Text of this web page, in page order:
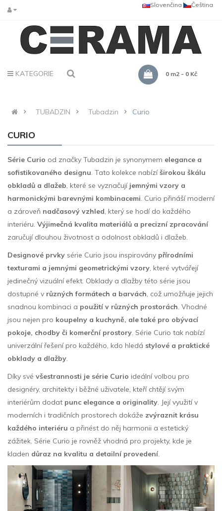
Čeština
Slovenčina
KATEGORIE 0 m2 - 0 Kč
TUBADZIN Tubadzin Curio
CURIO
Série Curio od značky Tubadzin je synonymem elegance a
sofistikovaného designu. Tato kolekce nabízíširokou škálu
obkladů a dlažeb, které se vyznačují jemnými vzory a
harmonickými barevnými kombinacemi. Curio přináší moderní
a zároveň nadčasový vzhled, který se hodí do každého
interiéru. Výjimečná kvalita materiálů a precizní zpracování
zaručují dlouhou životnost a odolnost obkladů i dlažeb.
Designové prvky série Curio jsou inspirovány přírodními
texturami a jemnými geometrickými vzory, které vytvářejí
jedinečný vizuální efekt. Obklady a dlažby této série jsou
dostupné v různých formátech a barvách, což umožňuje jejich
snadnou kombinaci a použití v různých prostorách. Vhodné
jsou nejen pro koupelny a kuchyně, ale také pro obývací
pokoje, chodby či komerční prostory. Série Curio tak nabízí
univerzální řešení pro každého, kdo hledá stylové a praktické
obklady a dlažby.
Díky své všestrannosti je série Curio ideální volbou pro
designéry, architekty i běžné uživatele, kteří chtějí svým
interiérům dodat punc elegance a originality. Její využití v
moderních i tradičních prostorech dokáže zvýraznit krásu
každého interiéru a přinést do něj harmonii a estetický
zážitek. Série Curio je rovněž vhodná pro projekty, kde je
kladen důraz na kvalitu a detailní provedení.